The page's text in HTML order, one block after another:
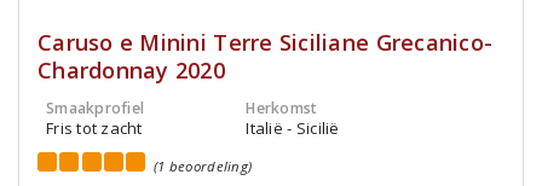
Caruso e Minini Terre Siciliane Grecanico-
Chardonnay 2020
Smaakprofiel
Fris tot zacht
Herkomst
Italië - Sicilië
(1 beoordeling)